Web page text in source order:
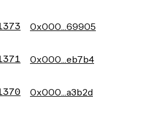
0x000…69905
0x000…eb7b4
0x000…a3b2d